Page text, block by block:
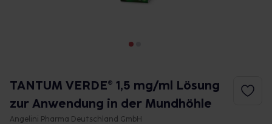
TANTUM VERDE® 1,5 mg/ml Lösung
zur Anwendung in der Mundhöhle
Angelini Pharma Deutschland GmbH